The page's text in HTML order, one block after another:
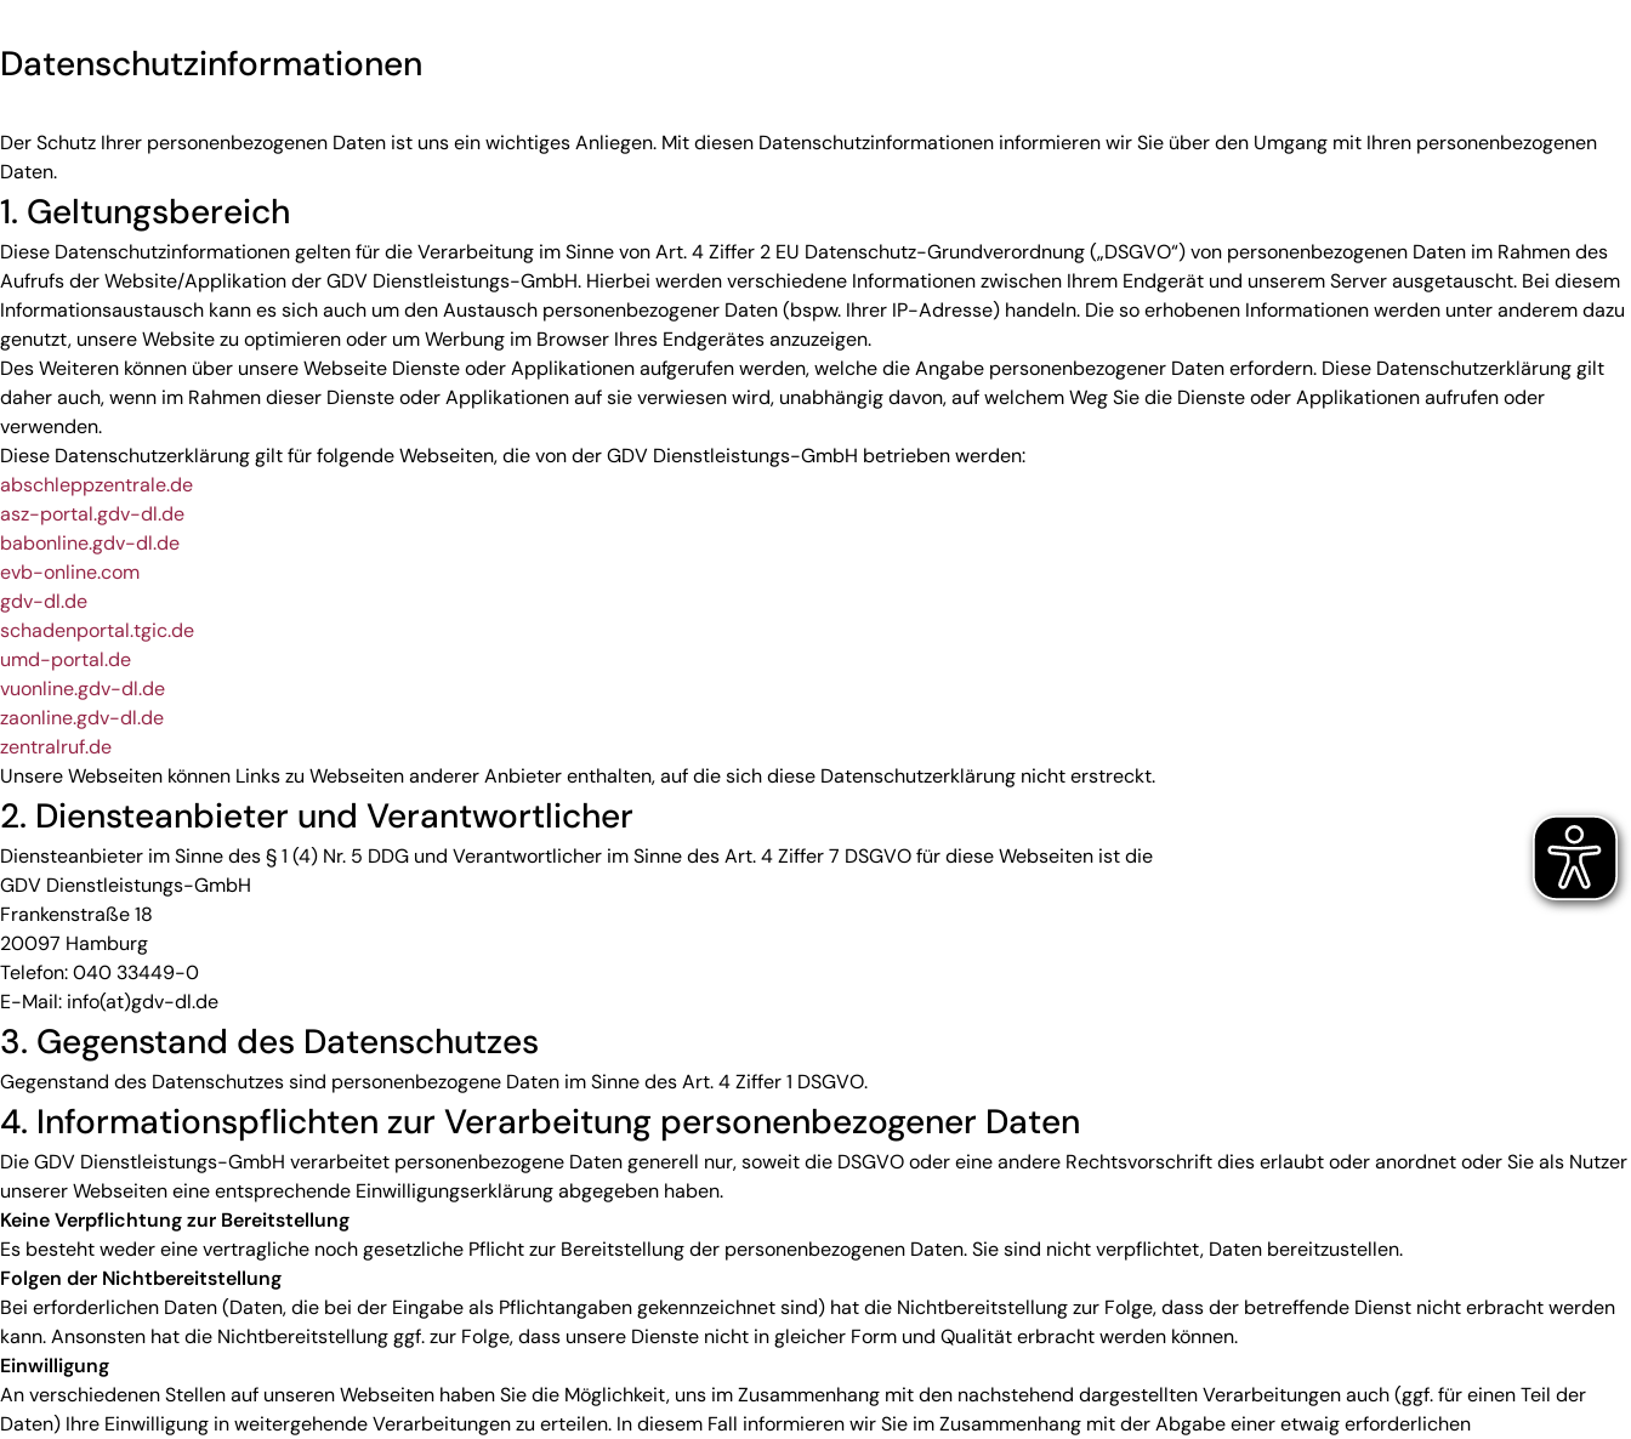
Datenschutzinformationen
Der Schutz Ihrer personenbezogenen Daten ist uns ein wichtiges Anliegen. Mit diesen Datenschutzinformationen informieren wir Sie über den Umgang mit Ihren personenbezogenen
Daten.
1. Geltungsbereich
Diese Datenschutzinformationen gelten für die Verarbeitung im Sinne von Art. 4 Ziffer 2 EU Datenschutz-Grundverordnung („DSGVO“) von personenbezogenen Daten im Rahmen des
Aufrufs der Website/Applikation der GDV Dienstleistungs-GmbH. Hierbei werden verschiedene Informationen zwischen Ihrem Endgerät und unserem Server ausgetauscht. Bei diesem
Informationsaustausch kann es sich auch um den Austausch personenbezogener Daten (bspw. Ihrer IP-Adresse) handeln. Die so erhobenen Informationen werden unter anderem dazu
genutzt, unsere Website zu optimieren oder um Werbung im Browser Ihres Endgerätes anzuzeigen.
Des Weiteren können über unsere Webseite Dienste oder Applikationen aufgerufen werden, welche die Angabe personenbezogener Daten erfordern. Diese Datenschutzerklärung gilt
daher auch, wenn im Rahmen dieser Dienste oder Applikationen auf sie verwiesen wird, unabhängig davon, auf welchem Weg Sie die Dienste oder Applikationen aufrufen oder
verwenden.
Diese Datenschutzerklärung gilt für folgende Webseiten, die von der GDV Dienstleistungs-GmbH betrieben werden:
abschleppzentrale.de
asz-portal.gdv-dl.de
babonline.gdv-dl.de
evb-online.com
gdv-dl.de
schadenportal.tgic.de
umd-portal.de
vuonline.gdv-dl.de
zaonline.gdv-dl.de
zentralruf.de
Unsere Webseiten können Links zu Webseiten anderer Anbieter enthalten, auf die sich diese Datenschutzerklärung nicht erstreckt.
2. Diensteanbieter und Verantwortlicher
Diensteanbieter im Sinne des § 1 (4) Nr. 5 DDG und Verantwortlicher im Sinne des Art. 4 Ziffer 7 DSGVO für diese Webseiten ist die
GDV Dienstleistungs-GmbH
Frankenstraße 18
20097 Hamburg
Telefon: 040 33449-0
E-Mail: info(at)gdv-dl.de
3. Gegenstand des Datenschutzes
Gegenstand des Datenschutzes sind personenbezogene Daten im Sinne des Art. 4 Ziffer 1 DSGVO.
4. Informationspflichten zur Verarbeitung personenbezogener Daten
Die GDV Dienstleistungs-GmbH verarbeitet personenbezogene Daten generell nur, soweit die DSGVO oder eine andere Rechtsvorschrift dies erlaubt oder anordnet oder Sie als Nutzer
unserer Webseiten eine entsprechende Einwilligungserklärung abgegeben haben.
Keine Verpflichtung zur Bereitstellung
Es besteht weder eine vertragliche noch gesetzliche Pflicht zur Bereitstellung der personenbezogenen Daten. Sie sind nicht verpflichtet, Daten bereitzustellen.
Folgen der Nichtbereitstellung
Bei erforderlichen Daten (Daten, die bei der Eingabe als Pflichtangaben gekennzeichnet sind) hat die Nichtbereitstellung zur Folge, dass der betreffende Dienst nicht erbracht werden
kann. Ansonsten hat die Nichtbereitstellung ggf. zur Folge, dass unsere Dienste nicht in gleicher Form und Qualität erbracht werden können.
Einwilligung
An verschiedenen Stellen auf unseren Webseiten haben Sie die Möglichkeit, uns im Zusammenhang mit den nachstehend dargestellten Verarbeitungen auch (ggf. für einen Teil der
Daten) Ihre Einwilligung in weitergehende Verarbeitungen zu erteilen. In diesem Fall informieren wir Sie im Zusammenhang mit der Abgabe einer etwaig erforderlichen